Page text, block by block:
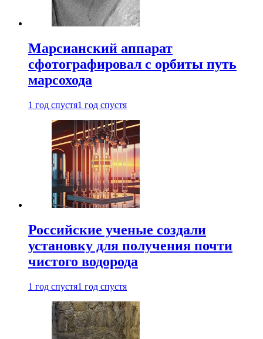
Марсианский аппарат
сфотографировал с орбиты путь
марсохода
1 год спустя1 год спустя
Российские ученые создали
установку для получения почти
чистого водорода
1 год спустя1 год спустя